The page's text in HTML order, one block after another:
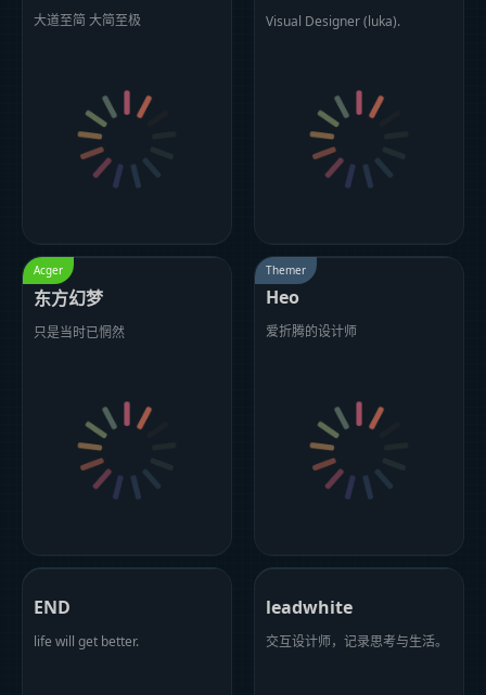
大道至简 大简至极 Visual Designer (luka).
东方幻梦
只是当时已惘然
Acger
Heo
爱折腾的设计师
Themer
END
life will get better.
leadwhite
交互设计师，记录思考与生活。